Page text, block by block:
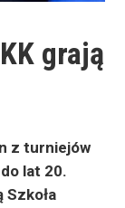
grają
z turniejów
lat 20.
Szkoła